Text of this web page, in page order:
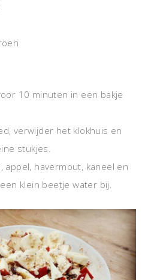
10 minuten in een bakje
verwijder het klokhuis en
stukjes.
appel, havermout, kaneel en
klein beetje water bij.